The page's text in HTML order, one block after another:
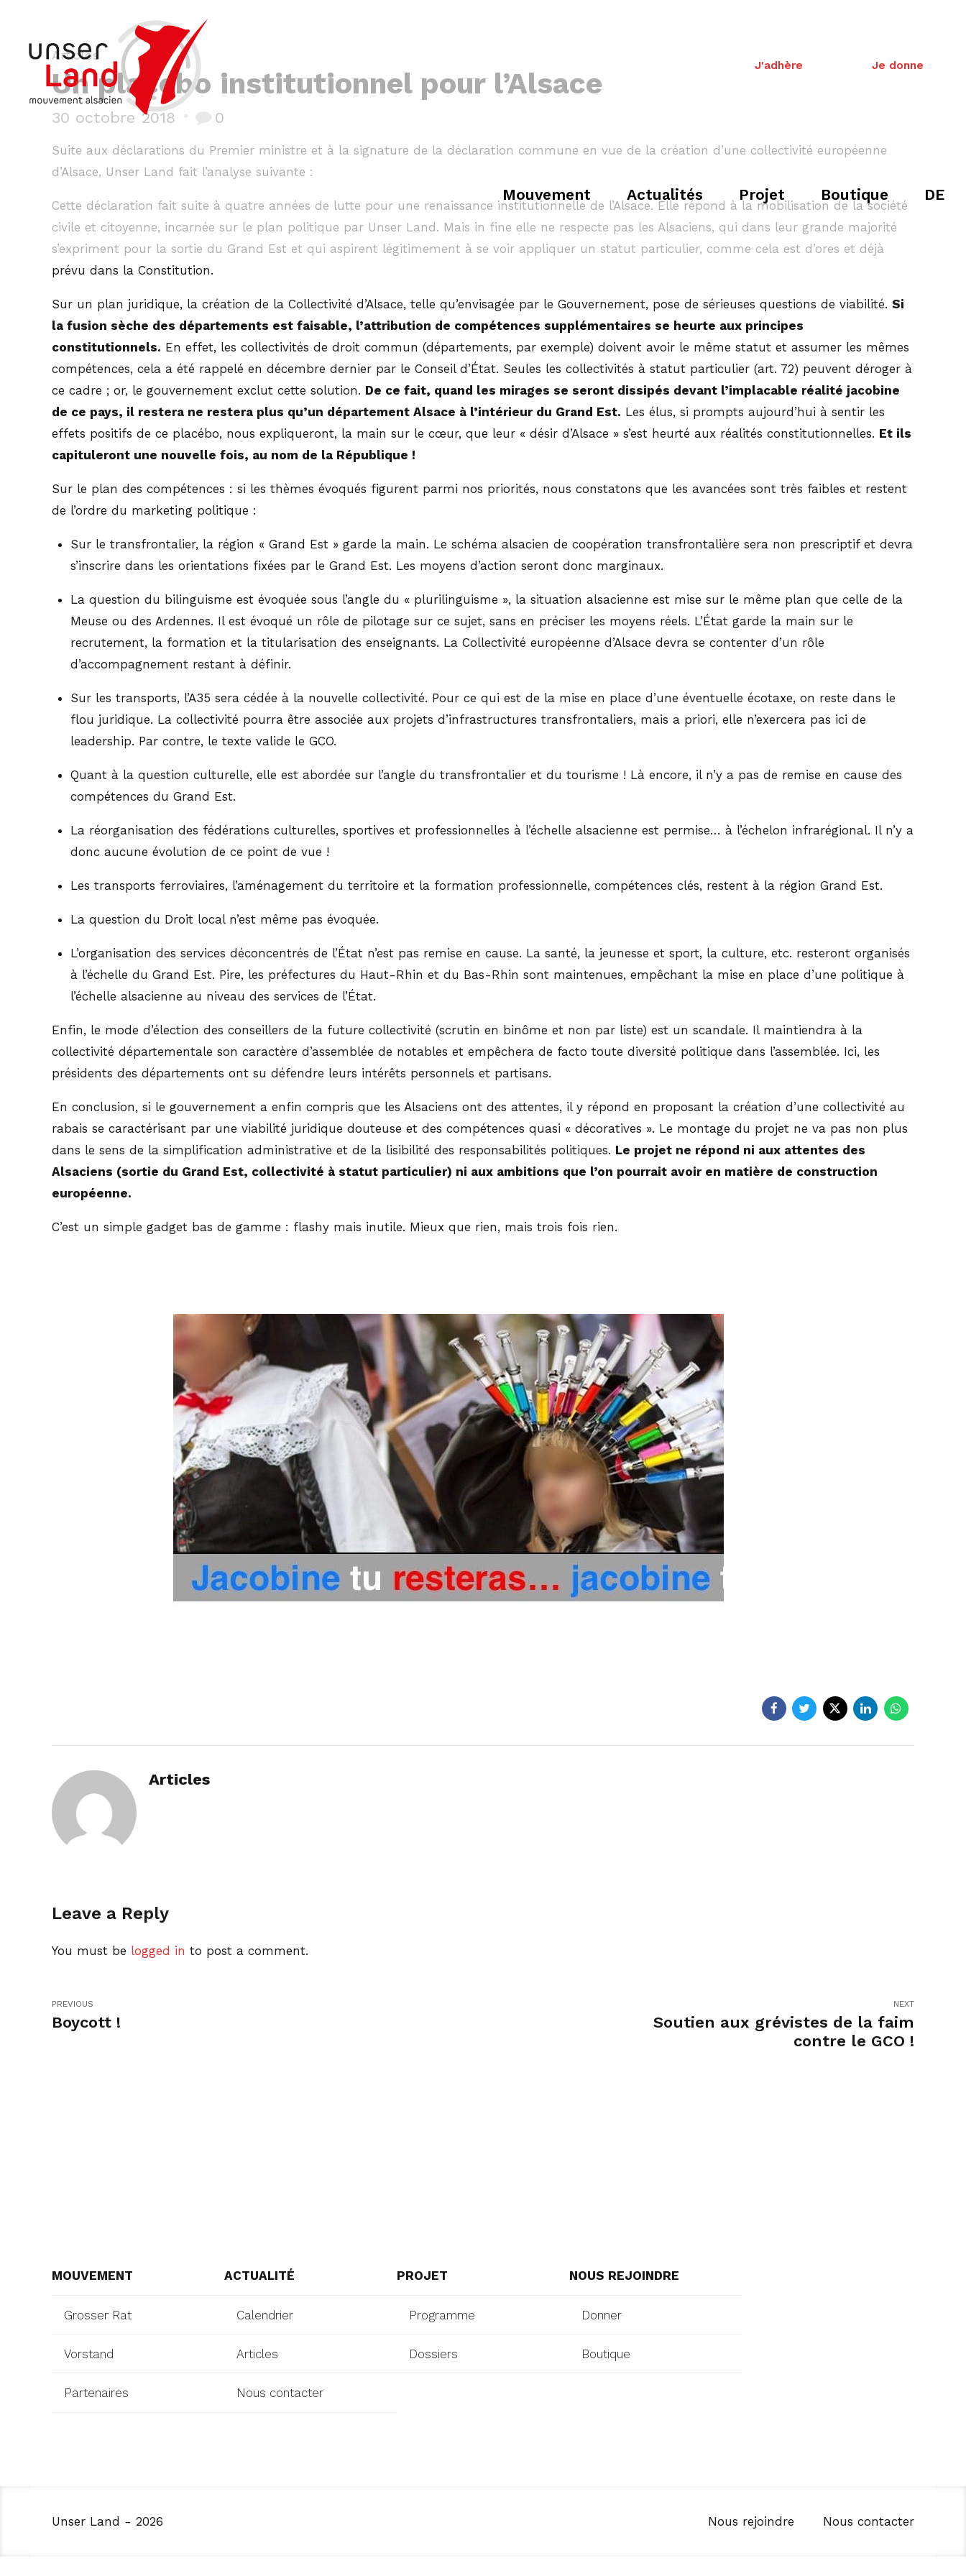
J'adhère Je donne
Mouvement Actualités Projet Boutique DE
Articles
Un placebo institutionnel pour l’Alsace
30 octobre 2018 0
Suite aux déclarations du Premier ministre et à la signature de la déclaration commune en vue de la création d’une collectivité européenne
d’Alsace, Unser Land fait l’analyse suivante :
Cette déclaration fait suite à quatre années de lutte pour une renaissance institutionnelle de l’Alsace. Elle répond à la mobilisation de la société
civile et citoyenne, incarnée sur le plan politique par Unser Land. Mais in fine elle ne respecte pas les Alsaciens, qui dans leur grande majorité
s’expriment pour la sortie du Grand Est et qui aspirent légitimement à se voir appliquer un statut particulier, comme cela est d’ores et déjà
prévu dans la Constitution.
Sur un plan juridique, la création de la Collectivité d’Alsace, telle qu’envisagée par le Gouvernement, pose de sérieuses questions de viabilité. Si
la fusion sèche des départements est faisable, l’attribution de compétences supplémentaires se heurte aux principes
constitutionnels. En effet, les collectivités de droit commun (départements, par exemple) doivent avoir le même statut et assumer les mêmes
compétences, cela a été rappelé en décembre dernier par le Conseil d’État. Seules les collectivités à statut particulier (art. 72) peuvent déroger à
ce cadre ; or, le gouvernement exclut cette solution. De ce fait, quand les mirages se seront dissipés devant l’implacable réalité jacobine
de ce pays, il restera ne restera plus qu’un département Alsace à l’intérieur du Grand Est. Les élus, si prompts aujourd’hui à sentir les
effets positifs de ce placébo, nous expliqueront, la main sur le cœur, que leur « désir d’Alsace » s’est heurté aux réalités constitutionnelles. Et ils
capituleront une nouvelle fois, au nom de la République !
Sur le plan des compétences : si les thèmes évoqués figurent parmi nos priorités, nous constatons que les avancées sont très faibles et restent
de l’ordre du marketing politique :
Sur le transfrontalier, la région « Grand Est » garde la main. Le schéma alsacien de coopération transfrontalière sera non prescriptif et devra
s’inscrire dans les orientations fixées par le Grand Est. Les moyens d’action seront donc marginaux.
La question du bilinguisme est évoquée sous l’angle du « plurilinguisme », la situation alsacienne est mise sur le même plan que celle de la
Meuse ou des Ardennes. Il est évoqué un rôle de pilotage sur ce sujet, sans en préciser les moyens réels. L’État garde la main sur le
recrutement, la formation et la titularisation des enseignants. La Collectivité européenne d’Alsace devra se contenter d’un rôle
d’accompagnement restant à définir.
Sur les transports, l’A35 sera cédée à la nouvelle collectivité. Pour ce qui est de la mise en place d’une éventuelle écotaxe, on reste dans le
flou juridique. La collectivité pourra être associée aux projets d’infrastructures transfrontaliers, mais a priori, elle n’exercera pas ici de
leadership. Par contre, le texte valide le GCO.
Quant à la question culturelle, elle est abordée sur l’angle du transfrontalier et du tourisme ! Là encore, il n’y a pas de remise en cause des
compétences du Grand Est.
La réorganisation des fédérations culturelles, sportives et professionnelles à l’échelle alsacienne est permise… à l’échelon infrarégional. Il n’y a
donc aucune évolution de ce point de vue !
Les transports ferroviaires, l’aménagement du territoire et la formation professionnelle, compétences clés, restent à la région Grand Est.
La question du Droit local n’est même pas évoquée.
L’organisation des services déconcentrés de l’État n’est pas remise en cause. La santé, la jeunesse et sport, la culture, etc. resteront organisés
à l’échelle du Grand Est. Pire, les préfectures du Haut-Rhin et du Bas-Rhin sont maintenues, empêchant la mise en place d’une politique à
l’échelle alsacienne au niveau des services de l’État.
Enfin, le mode d’élection des conseillers de la future collectivité (scrutin en binôme et non par liste) est un scandale. Il maintiendra à la
collectivité départementale son caractère d’assemblée de notables et empêchera de facto toute diversité politique dans l’assemblée. Ici, les
présidents des départements ont su défendre leurs intérêts personnels et partisans.
En conclusion, si le gouvernement a enfin compris que les Alsaciens ont des attentes, il y répond en proposant la création d’une collectivité au
rabais se caractérisant par une viabilité juridique douteuse et des compétences quasi « décoratives ». Le montage du projet ne va pas non plus
dans le sens de la simplification administrative et de la lisibilité des responsabilités politiques. Le projet ne répond ni aux attentes des
Alsaciens (sortie du Grand Est, collectivité à statut particulier) ni aux ambitions que l’on pourrait avoir en matière de construction
européenne.
C’est un simple gadget bas de gamme : flashy mais inutile. Mieux que rien, mais trois fois rien.
Articles
Leave a Reply
You must be logged in to post a comment.
PREVIOUS
Boycott !
NEXT
Soutien aux grévistes de la faim
contre le GCO !
MOUVEMENT
Grosser Rat
Vorstand
Partenaires
ACTUALITÉ
Calendrier
Articles
Nous contacter
PROJET
Programme
Dossiers
NOUS REJOINDRE
Donner
Boutique
Unser Land - 2026 Nous rejoindre Nous contacter